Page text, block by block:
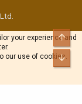
your experience and
our use of cookies.
Top